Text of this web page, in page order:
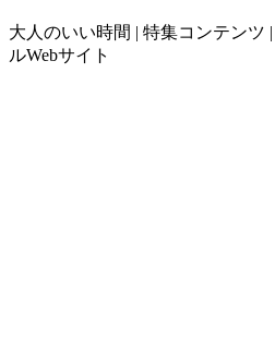
大人のいい時間 | 特集コンテンツ
ルWebサイト